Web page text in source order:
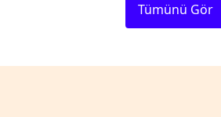
Tümünü Gör